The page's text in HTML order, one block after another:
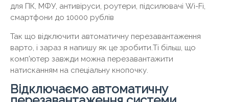
для ПК, МФУ, антивіруси, роутери, підсилювачі Wi-Fi,
смартфони до 10000 рублів
Так що відключити автоматичну перезавантаження
варто, і зараз я напишу як це зробити.Ті більш, що
комп'ютер завжди можна перезавантажити
натисканням на спеціальну кнопочку.
Відключаємо автоматичну